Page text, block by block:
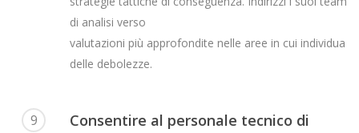
di analisi verso
valutazioni più approfondite nelle aree in cui individua
delle debolezze.
9
Consentire al personale tecnico di